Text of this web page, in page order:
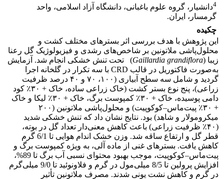
4دانشیار، گروه علوم باغبانی، دانشگاه آزاد اسلامی، واحد
گرمسار، ایران.
چکیده
این پژوهش با هدف بررسی اثر بسترهای مختلف کشت و
محلول‌پاشی ملاتونین بر شاخص‌های رشدی و فیزیولوژیک گل رعنا
زیبا (Gaillardia grandiflora) تحت تنش خشکی انجام شد. آزمایش
به‌صورت فاکتوریل در قالب CRD با سه تکرار در گلخانه اجرا
گردید و شامل سه سطح آبیاری (۱۰۰، ۷۰ و ۴۰ درصد ظرفیت
زراعی)، پنج نوع بستر کشت (خاک زراعی ساده، خاک + ۳۰٪ کود
دامی پوسیده، خاک + ۳۰٪ کمپوست برگ، خاک + ۳۰٪ لیکا و خاک
+ ۳۰٪ پیت‌ماس–کوکوپیت) و محلول‌پاشی ملاتونین (۲۰۰
میکرومولار و شاهد) بود. نتایج نشان داد که تنش خشکی شدید
(۴۰٪ ظرفیت زراعی) باعث کاهش معنی‌دار تعداد گل در بوته،
قطر گل و ارتفاع ساقه شد. وزن خشک اندام هوایی تا 6/1 گرم
کاهش یافت. بسترهای غنی از ماده آلی، به ویژه کمپوست برگ و
پیت‌ماس–کوکوپیت، موجب بهبود محتوای نسبی آب برگ تا 89%،
افزایش پرولین تا 8/5 میلی‌مول در گرم و فلاونوئید تا 9/0 میلی‌گرم
در گرم و کاهش نشت یونی شدند. مصرف ملاتونین تأثیر